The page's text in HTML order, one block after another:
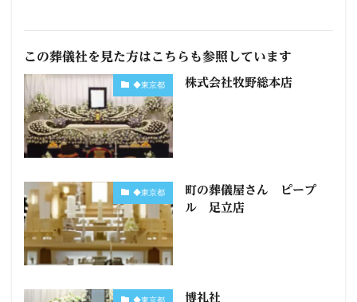
この葬儀社を見た方はこちらも参照しています
◆東京都 株式会社牧野総本店
◆東京都
町の葬儀屋さん ピープ
ル 足立店
◆東京都 博礼社